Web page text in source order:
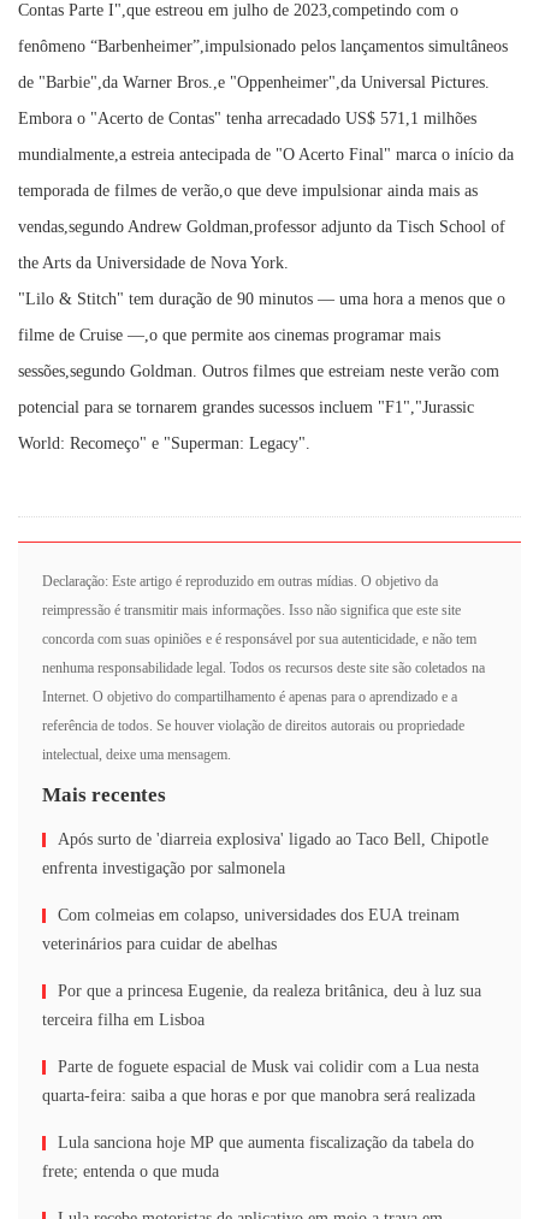
Contas Parte I",que estreou em julho de 2023,competindo com o
fenômeno “Barbenheimer”,impulsionado pelos lançamentos simultâneos
de "Barbie",da Warner Bros.,e "Oppenheimer",da Universal Pictures.
Embora o "Acerto de Contas" tenha arrecadado US$ 571,1 milhões
mundialmente,a estreia antecipada de "O Acerto Final" marca o início da
temporada de filmes de verão,o que deve impulsionar ainda mais as
vendas,segundo Andrew Goldman,professor adjunto da Tisch School of
the Arts da Universidade de Nova York.
"Lilo & Stitch" tem duração de 90 minutos — uma hora a menos que o
filme de Cruise —,o que permite aos cinemas programar mais
sessões,segundo Goldman. Outros filmes que estreiam neste verão com
potencial para se tornarem grandes sucessos incluem "F1","Jurassic
World: Recomeço" e "Superman: Legacy".
Declaração: Este artigo é reproduzido em outras mídias. O objetivo da
reimpressão é transmitir mais informações. Isso não significa que este site
concorda com suas opiniões e é responsável por sua autenticidade, e não tem
nenhuma responsabilidade legal. Todos os recursos deste site são coletados na
Internet. O objetivo do compartilhamento é apenas para o aprendizado e a
referência de todos. Se houver violação de direitos autorais ou propriedade
intelectual, deixe uma mensagem.
Mais recentes
Após surto de 'diarreia explosiva' ligado ao Taco Bell, Chipotle
enfrenta investigação por salmonela
Com colmeias em colapso, universidades dos EUA treinam
veterinários para cuidar de abelhas
Por que a princesa Eugenie, da realeza britânica, deu à luz sua
terceira filha em Lisboa
Parte de foguete espacial de Musk vai colidir com a Lua nesta
quarta-feira: saiba a que horas e por que manobra será realizada
Lula sanciona hoje MP que aumenta fiscalização da tabela do
frete; entenda o que muda